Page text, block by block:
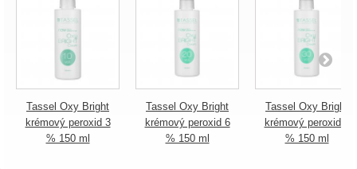
Tassel Oxy Bright
krémový peroxid 3
% 150 ml
Tassel Oxy Bright
krémový peroxid 6
% 150 ml
Tassel Oxy Bright
krémový peroxid 9
% 150 ml